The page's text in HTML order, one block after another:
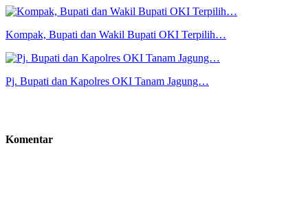
Kompak, Bupati dan Wakil Bupati OKI Terpilih…
Pj. Bupati dan Kapolres OKI Tanam Jagung…
Komentar